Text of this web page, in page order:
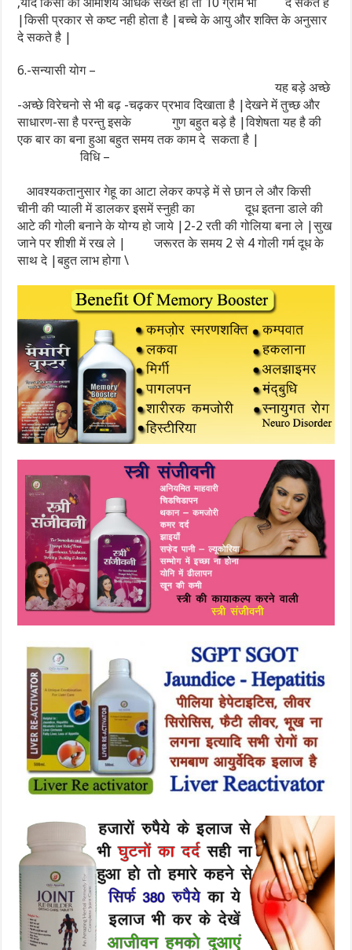
|किसी प्रकार से कष्ट नही होता है |बच्चे के आयु और शक्ति के अनुसार
दे सकते है |
6.-सन्यासी योग –
यह बड़े अच्छे
-अच्छे विरेचनो से भी बढ़ -चढ़कर प्रभाव दिखाता है |देखने में तुच्छ और
साधारण-सा है परन्तु इसके गुण बहुत बड़े है |विशेषता यह है की
एक बार का बना हुआ बहुत समय तक काम दे सकता है |
विधि –
आवश्यकतानुसार गेहू का आटा लेकर कपड़े में से छान ले और किसी
चीनी की प्याली में डालकर इसमें स्नुही का दूध इतना डाले की
आटे की गोली बनाने के योग्य हो जाये |2-2 रती की गोलिया बना ले |सुख
जाने पर शीशी में रख ले | जरूरत के समय 2 से 4 गोली गर्म दूध के
साथ दे |बहुत लाभ होगा \